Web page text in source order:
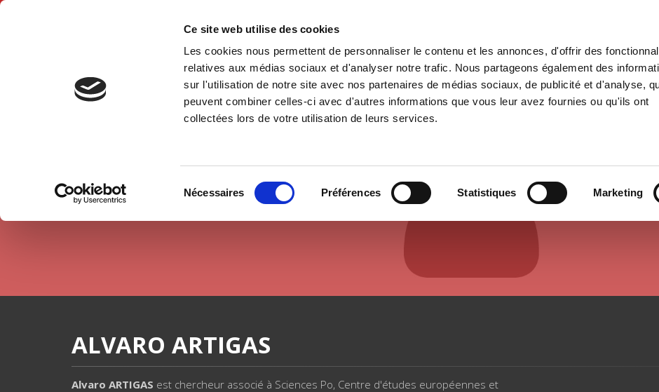
Ce site web utilise des cookies
Les cookies nous permettent de personnaliser le contenu et les annonces, d'offrir des
relatives aux médias sociaux et d'analyser notre trafic. Nous partageons également des
sur l'utilisation de notre site avec nos partenaires de médias sociaux, de publicité et d'analyse,
peuvent combiner celles-ci avec d'autres informations que vous leur avez fournies ou qu'ils ont
collectées lors de votre utilisation de leurs services.
Nécessaires Préférences Statistiques Marketing
Home Environment History International Politics
Home Alvaro Artigas
AUTHORS & CONTRIBUTORS
ALVARO ARTIGAS
Alvaro ARTIGAS est chercheur associé à Sciences Po, Centre d'études européennes et